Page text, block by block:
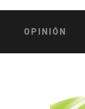
OPINIÓN